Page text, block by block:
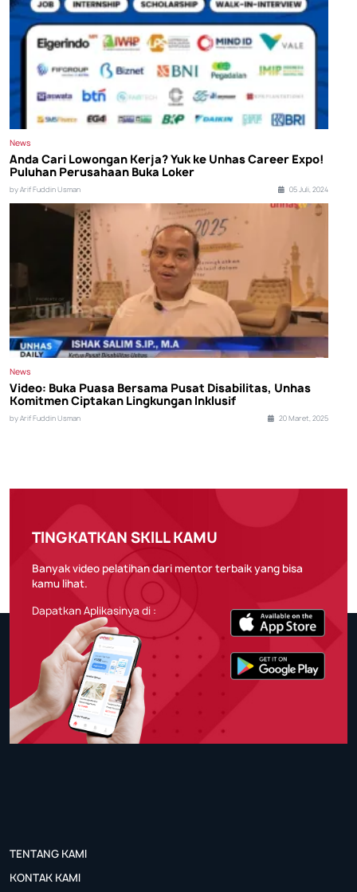
News
Anda Cari Lowongan Kerja? Yuk ke Unhas Career Expo!
Puluhan Perusahaan Buka Loker
by Arif Fuddin Usman 05 Juli, 2024
News
Video: Buka Puasa Bersama Pusat Disabilitas, Unhas
Komitmen Ciptakan Lingkungan Inklusif
by Arif Fuddin Usman 20 Maret, 2025
TINGKATKAN SKILL KAMU
Banyak video pelatihan dari mentor terbaik yang bisa
kamu lihat.
Dapatkan Aplikasinya di :
TENTANG KAMI
KONTAK KAMI